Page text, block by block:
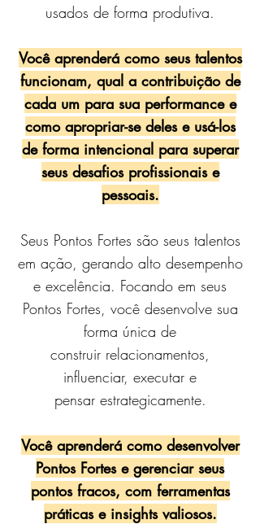
usados de forma produtiva.
Você aprenderá como seus talentos
funcionam, qual a contribuição de
cada um para sua performance e
como apropriar-se deles e usá-los
de forma intencional para superar
seus desafios profissionais e
pessoais.
Seus Pontos Fortes são seus talentos
em ação, gerando alto desempenho
e excelência. Focando em seus
Pontos Fortes, você desenvolve sua
forma única de
construir relacionamentos,
influenciar, executar e
pensar estrategicamente.
Você aprenderá como desenvolver
Pontos Fortes e gerenciar seus
pontos fracos, com ferramentas
práticas e insights valiosos.